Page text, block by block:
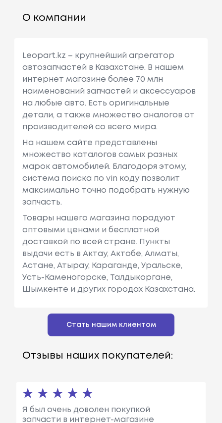
О компании
Leopart.kz – крупнейший агрегатор
автозапчастей в Казахстане. В нашем
интернет магазине более 70 млн
наименований запчастей и аксессуаров
на любые авто. Есть оригинальные
детали, а также множество аналогов от
производителей со всего мира.
На нашем сайте представлены
множество каталогов самых разных
марок автомобилей. Благодоря этому,
система поиска по vin коду позволит
максимально точно подобрать нужную
запчасть.
Товары нашего магазина порадуют
оптовыми ценами и бесплатной
доставкой по всей стране. Пункты
выдачи есть в Актау, Актобе, Алматы,
Астане, Атырау, Караганде, Уральске,
Усть-Каменогорске, Талдыкоргане,
Шымкенте и других городах Казахстана.
Стать нашим клиентом
Отзывы наших покупателей:
Я был очень доволен покупкой
запчасти в интернет-магазине